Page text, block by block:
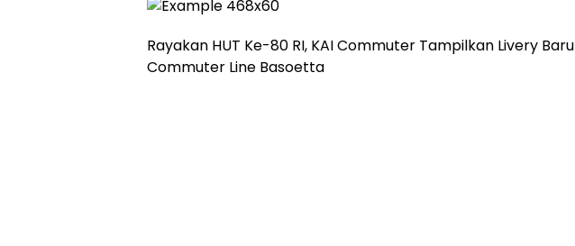
Rayakan HUT Ke-80 RI, KAI Commuter Tampilkan Livery Baru
Commuter Line Basoetta